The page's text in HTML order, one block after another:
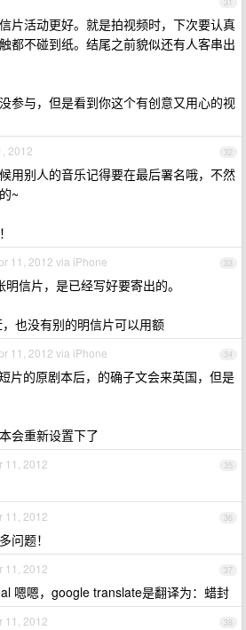
片活动更好。就是拍视频时，下次要认真
都不碰到纸。结尾之前貌似还有人客串出
参与，但是看到你这个有创意又用心的视
32
2012
用别人的音乐记得要在最后署名哦，不然
~
33
11, 2012 via iPhone
信片，是已经写好要寄出的。
赶，也没有别的明信片可以用额
34
11, 2012 via iPhone
片的原剧本后，的确子文会来英国，但是
会重新设置下了
35
11, 2012
36
11, 2012
问题！
37
11, 2012
嗯嗯，google translate是翻译为：蜡封
38
11, 2012